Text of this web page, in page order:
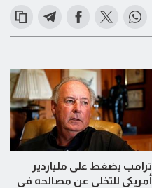
ترامب يضغط على ملياردير
أمريكي للتخلي عن مصالحه في